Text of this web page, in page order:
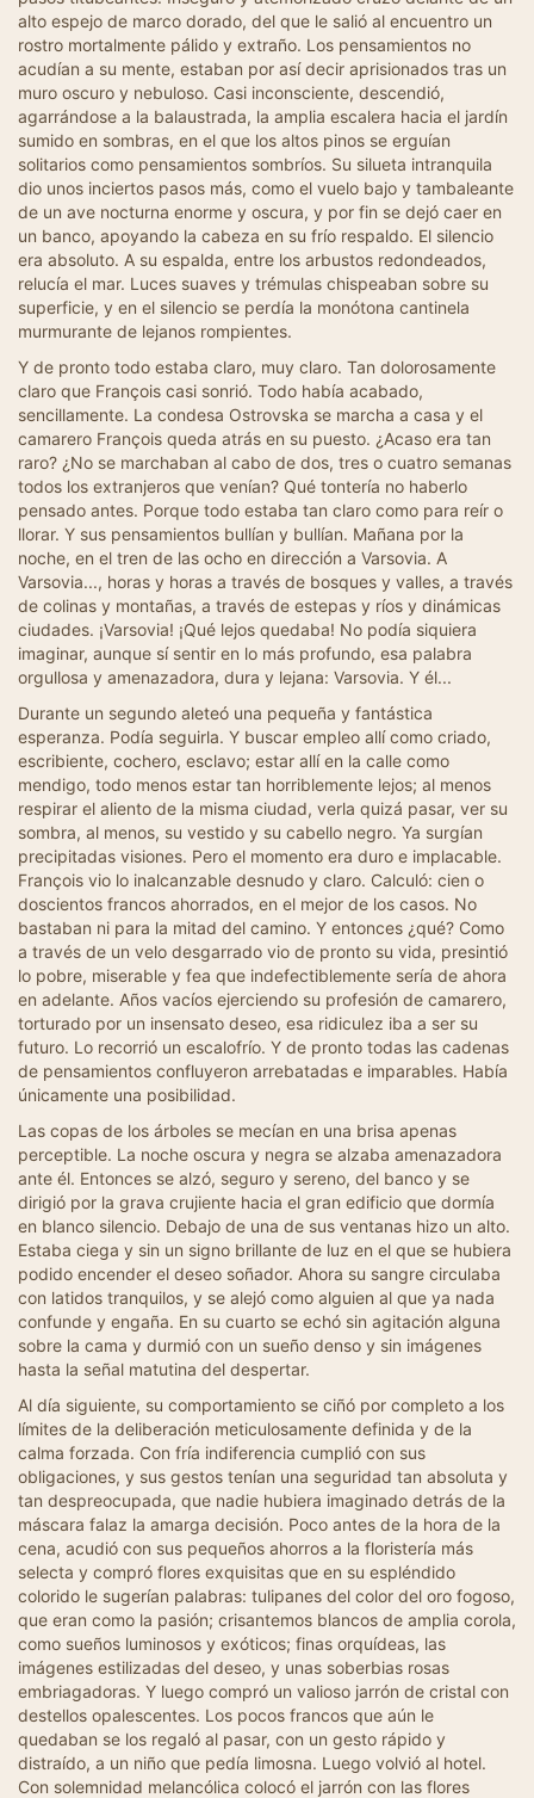
alto espejo de marco dorado, del que le salió al encuentro un
rostro mortalmente pálido y extraño. Los pensamientos no
acudían a su mente, estaban por así decir aprisionados tras un
muro oscuro y nebuloso. Casi inconsciente, descendió,
agarrándose a la balaustrada, la amplia escalera hacia el jardín
sumido en sombras, en el que los altos pinos se erguían
solitarios como pensamientos sombríos. Su silueta intranquila
dio unos inciertos pasos más, como el vuelo bajo y tambaleante
de un ave nocturna enorme y oscura, y por fin se dejó caer en
un banco, apoyando la cabeza en su frío respaldo. El silencio
era absoluto. A su espalda, entre los arbustos redondeados,
relucía el mar. Luces suaves y trémulas chispeaban sobre su
superficie, y en el silencio se perdía la monótona cantinela
murmurante de lejanos rompientes.
Y de pronto todo estaba claro, muy claro. Tan dolorosamente
claro que François casi sonrió. Todo había acabado,
sencillamente. La condesa Ostrovska se marcha a casa y el
camarero François queda atrás en su puesto. ¿Acaso era tan
raro? ¿No se marchaban al cabo de dos, tres o cuatro semanas
todos los extranjeros que venían? Qué tontería no haberlo
pensado antes. Porque todo estaba tan claro como para reír o
llorar. Y sus pensamientos bullían y bullían. Mañana por la
noche, en el tren de las ocho en dirección a Varsovia. A
Varsovia..., horas y horas a través de bosques y valles, a través
de colinas y montañas, a través de estepas y ríos y dinámicas
ciudades. ¡Varsovia! ¡Qué lejos quedaba! No podía siquiera
imaginar, aunque sí sentir en lo más profundo, esa palabra
orgullosa y amenazadora, dura y lejana: Varsovia. Y él...
Durante un segundo aleteó una pequeña y fantástica
esperanza. Podía seguirla. Y buscar empleo allí como criado,
escribiente, cochero, esclavo; estar allí en la calle como
mendigo, todo menos estar tan horriblemente lejos; al menos
respirar el aliento de la misma ciudad, verla quizá pasar, ver su
sombra, al menos, su vestido y su cabello negro. Ya surgían
precipitadas visiones. Pero el momento era duro e implacable.
François vio lo inalcanzable desnudo y claro. Calculó: cien o
doscientos francos ahorrados, en el mejor de los casos. No
bastaban ni para la mitad del camino. Y entonces ¿qué? Como
a través de un velo desgarrado vio de pronto su vida, presintió
lo pobre, miserable y fea que indefectiblemente sería de ahora
en adelante. Años vacíos ejerciendo su profesión de camarero,
torturado por un insensato deseo, esa ridiculez iba a ser su
futuro. Lo recorrió un escalofrío. Y de pronto todas las cadenas
de pensamientos confluyeron arrebatadas e imparables. Había
únicamente una posibilidad.
Las copas de los árboles se mecían en una brisa apenas
perceptible. La noche oscura y negra se alzaba amenazadora
ante él. Entonces se alzó, seguro y sereno, del banco y se
dirigió por la grava crujiente hacia el gran edificio que dormía
en blanco silencio. Debajo de una de sus ventanas hizo un alto.
Estaba ciega y sin un signo brillante de luz en el que se hubiera
podido encender el deseo soñador. Ahora su sangre circulaba
con latidos tranquilos, y se alejó como alguien al que ya nada
confunde y engaña. En su cuarto se echó sin agitación alguna
sobre la cama y durmió con un sueño denso y sin imágenes
hasta la señal matutina del despertar.
Al día siguiente, su comportamiento se ciñó por completo a los
límites de la deliberación meticulosamente definida y de la
calma forzada. Con fría indiferencia cumplió con sus
obligaciones, y sus gestos tenían una seguridad tan absoluta y
tan despreocupada, que nadie hubiera imaginado detrás de la
máscara falaz la amarga decisión. Poco antes de la hora de la
cena, acudió con sus pequeños ahorros a la floristería más
selecta y compró flores exquisitas que en su espléndido
colorido le sugerían palabras: tulipanes del color del oro fogoso,
que eran como la pasión; crisantemos blancos de amplia corola,
como sueños luminosos y exóticos; finas orquídeas, las
imágenes estilizadas del deseo, y unas soberbias rosas
embriagadoras. Y luego compró un valioso jarrón de cristal con
destellos opalescentes. Los pocos francos que aún le
quedaban se los regaló al pasar, con un gesto rápido y
distraído, a un niño que pedía limosna. Luego volvió al hotel.
Con solemnidad melancólica colocó el jarrón con las flores